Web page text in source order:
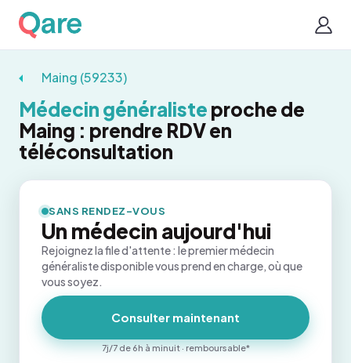
Maing (59233)
Médecin généraliste proche de
Maing : prendre RDV en
téléconsultation
SANS RENDEZ-VOUS
Un médecin aujourd'hui
Rejoignez la file d'attente : le premier médecin
généraliste disponible vous prend en charge, où que
vous soyez.
Consulter maintenant
7j/7 de 6h à minuit · remboursable*